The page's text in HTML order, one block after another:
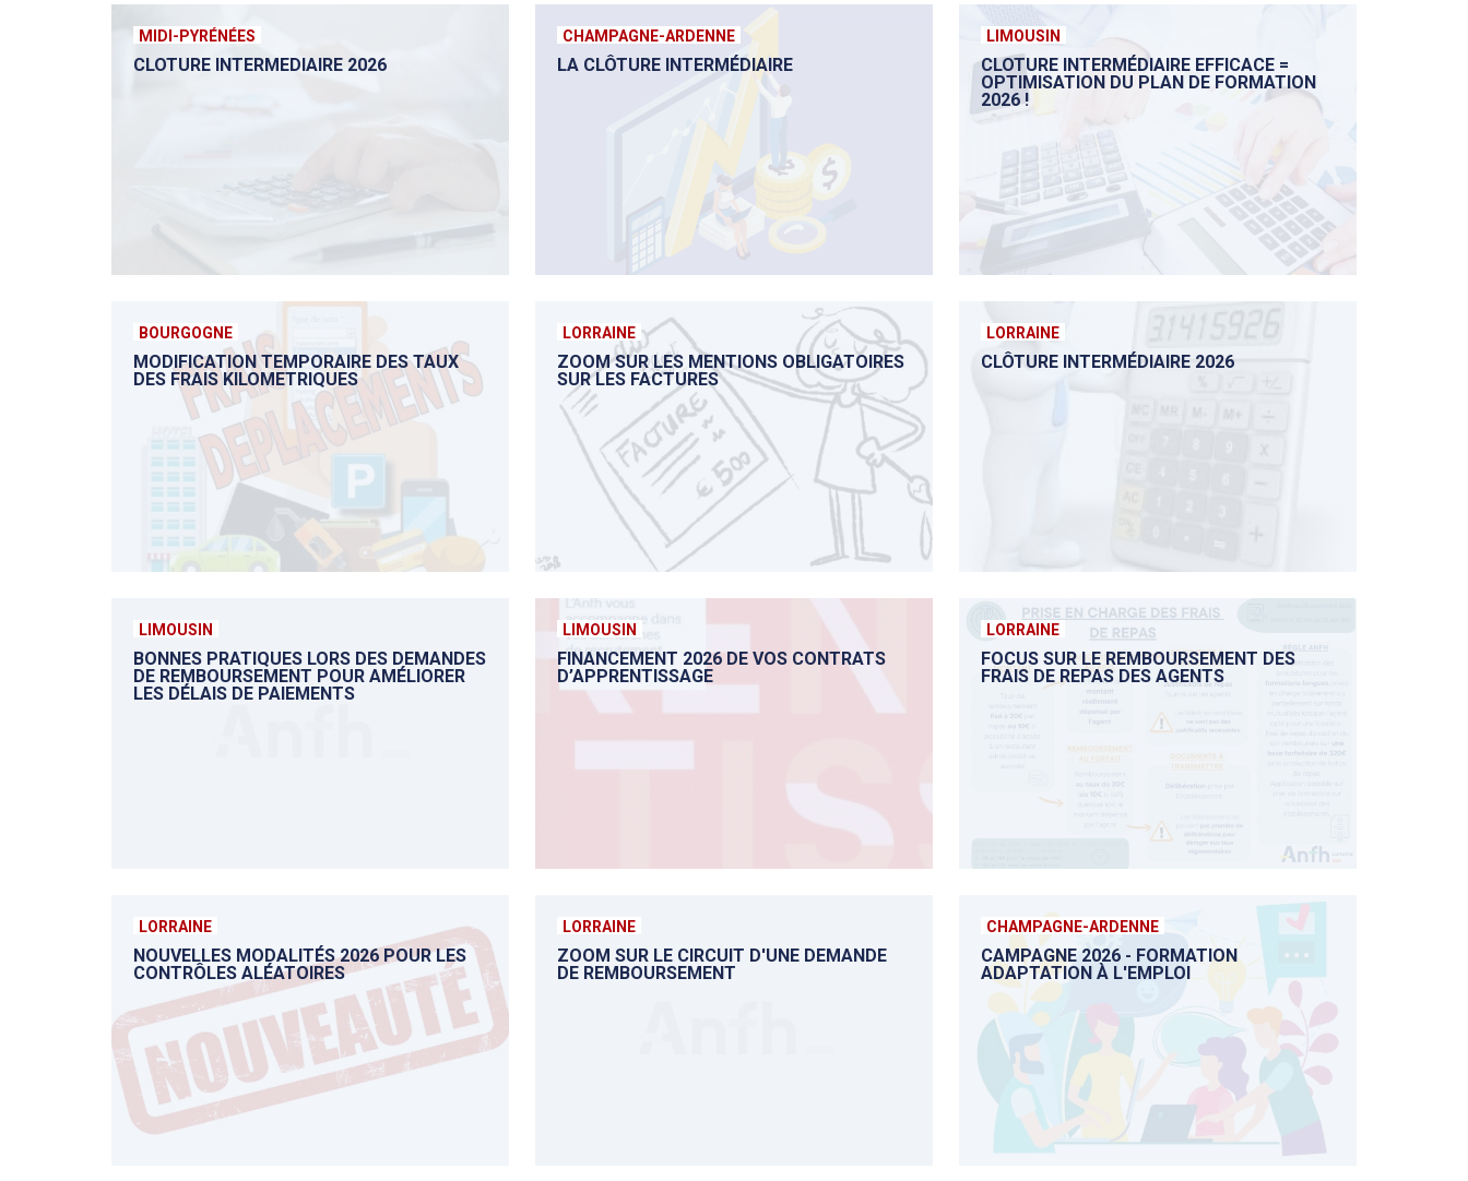
MIDI-PYRÉNÉES
CLOTURE INTERMEDIAIRE 2026
CHAMPAGNE-ARDENNE
LA CLÔTURE INTERMÉDIAIRE
LIMOUSIN
CLOTURE INTERMÉDIAIRE EFFICACE =
OPTIMISATION DU PLAN DE FORMATION
2026 !
BOURGOGNE
MODIFICATION TEMPORAIRE DES TAUX
DES FRAIS KILOMETRIQUES
LORRAINE
ZOOM SUR LES MENTIONS OBLIGATOIRES
SUR LES FACTURES
LORRAINE
CLÔTURE INTERMÉDIAIRE 2026
LIMOUSIN
BONNES PRATIQUES LORS DES DEMANDES
DE REMBOURSEMENT POUR AMÉLIORER
LES DÉLAIS DE PAIEMENTS
LIMOUSIN
FINANCEMENT 2026 DE VOS CONTRATS
D’APPRENTISSAGE
LORRAINE
FOCUS SUR LE REMBOURSEMENT DES
FRAIS DE REPAS DES AGENTS
LORRAINE
NOUVELLES MODALITÉS 2026 POUR LES
CONTRÔLES ALÉATOIRES
LORRAINE
ZOOM SUR LE CIRCUIT D'UNE DEMANDE
DE REMBOURSEMENT
CHAMPAGNE-ARDENNE
CAMPAGNE 2026 - FORMATION
ADAPTATION À L'EMPLOI